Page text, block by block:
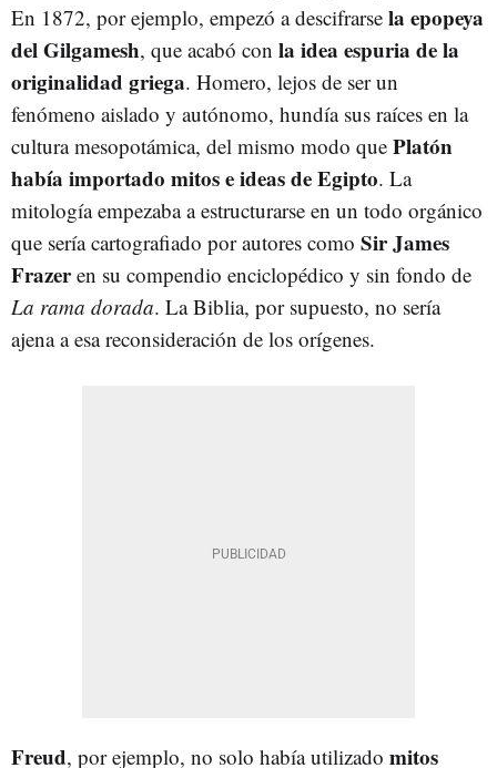
En 1872, por ejemplo, empezó a descifrarse la epopeya
del Gilgamesh, que acabó con la idea espuria de la
originalidad griega. Homero, lejos de ser un
fenómeno aislado y autónomo, hundía sus raíces en la
cultura mesopotámica, del mismo modo que Platón
había importado mitos e ideas de Egipto. La
mitología empezaba a estructurarse en un todo orgánico
que sería cartografiado por autores como Sir James
Frazeren su compendio enciclopédico y sin fondo de
La rama dorada. La Biblia, por supuesto, no sería
ajena a esa reconsideración de los orígenes.
Freud, por ejemplo, no solo había utilizado mitos